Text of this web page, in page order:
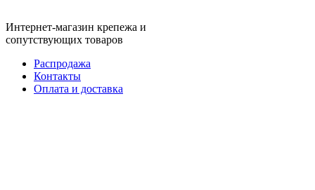
Интернет-магазин крепежа и
сопутствующих товаров
Распродажа
Контакты
Оплата и доставка